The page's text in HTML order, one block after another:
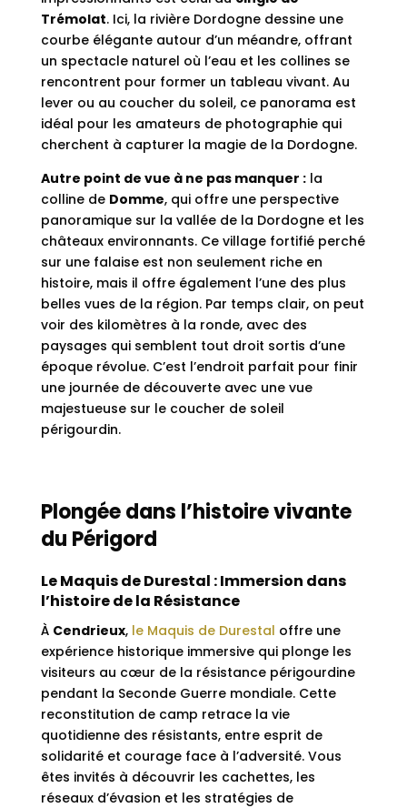
Trémolat. Ici, la rivière Dordogne dessine une
courbe élégante autour d’un méandre, offrant
un spectacle naturel où l’eau et les collines se
rencontrent pour former un tableau vivant. Au
lever ou au coucher du soleil, ce panorama est
idéal pour les amateurs de photographie qui
cherchent à capturer la magie de la Dordogne.
Autre point de vue à ne pas manquer :la
colline de Domme, qui offre une perspective
panoramique sur la vallée de la Dordogne et les
châteaux environnants. Ce village fortifié perché
sur une falaise est non seulement riche en
histoire, mais il offre également l’une des plus
belles vues de la région. Par temps clair, on peut
voir des kilomètres à la ronde, avec des
paysages qui semblent tout droit sortis d’une
époque révolue. C’est l’endroit parfait pour finir
une journée de découverte avec une vue
majestueuse sur le coucher de soleil
périgourdin.
Plongée dans l’histoire vivante
du Périgord
Le Maquis de Durestal : Immersion dans
l’histoire de la Résistance
À Cendrieux, le Maquis de Durestal offre une
expérience historique immersive qui plonge les
visiteurs au cœur de la résistance périgourdine
pendant la Seconde Guerre mondiale. Cette
reconstitution de camp retrace la vie
quotidienne des résistants, entre esprit de
solidarité et courage face à l’adversité. Vous
êtes invités à découvrir les cachettes, les
réseaux d’évasion et les stratégies de